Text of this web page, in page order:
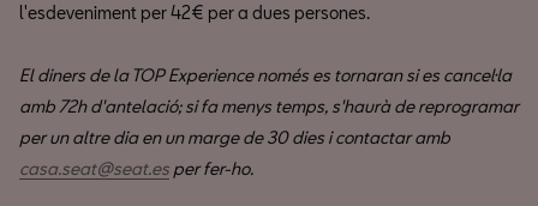
l'esdeveniment per 42€ per a dues persones.
El diners de la TOP Experience només es tornaran si es cancel·la
amb 72h d'antelació; si fa menys temps, s'haurà de reprogramar
per un altre dia en un marge de 30 dies i contactar amb
casa.seat@seat.es per fer-ho.